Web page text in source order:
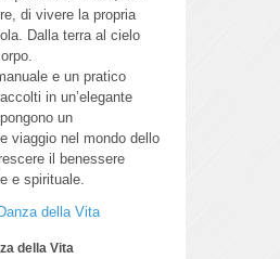
di vivere la propria
Dalla terra al cielo
e un pratico
in un’elegante
un
viaggio nel mondo dello
il benessere
e spirituale.
della Vita